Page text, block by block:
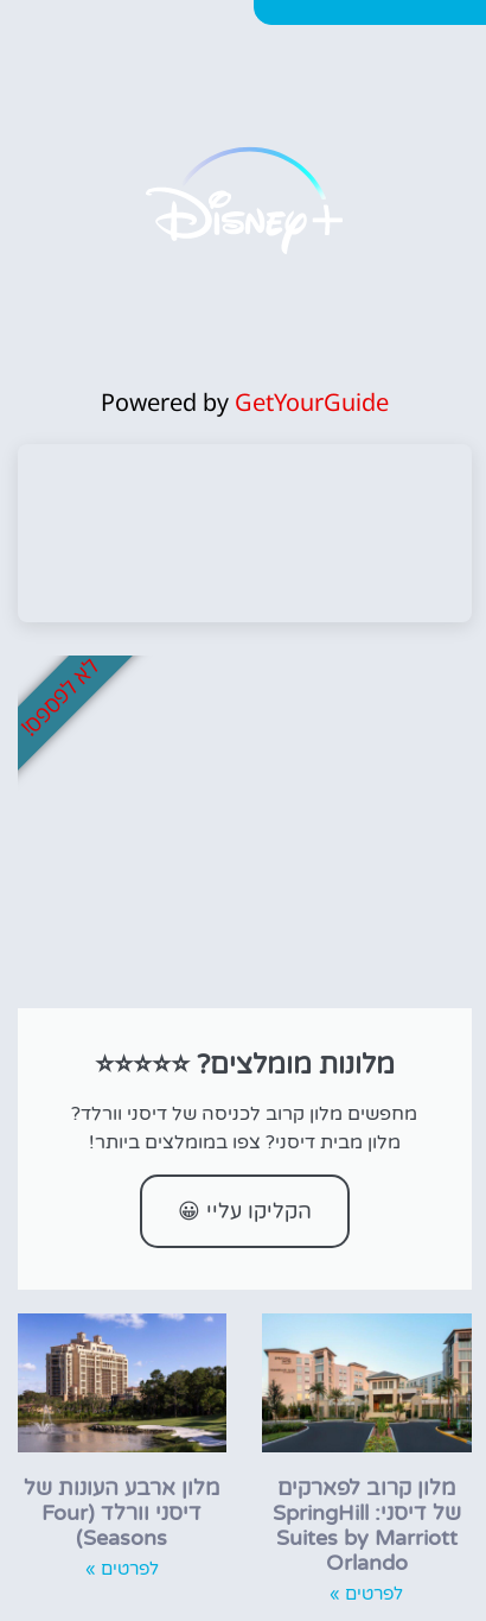
Powered by GetYourGuide
מלונות מומלצים? ⭐⭐⭐⭐⭐
מחפשים מלון קרוב לכניסה של דיסני וורלד?
מלון מבית דיסני? צפו במומלצים ביותר!
הקליקו עליי 😀
לא לפספס!
מלון קרוב לפארקים
של דיסני: SpringHill
Suites by Marriott
Orlando
לפרטים »
מלון ארבע העונות של
דיסני וורלד (Four
Seasons)
לפרטים »